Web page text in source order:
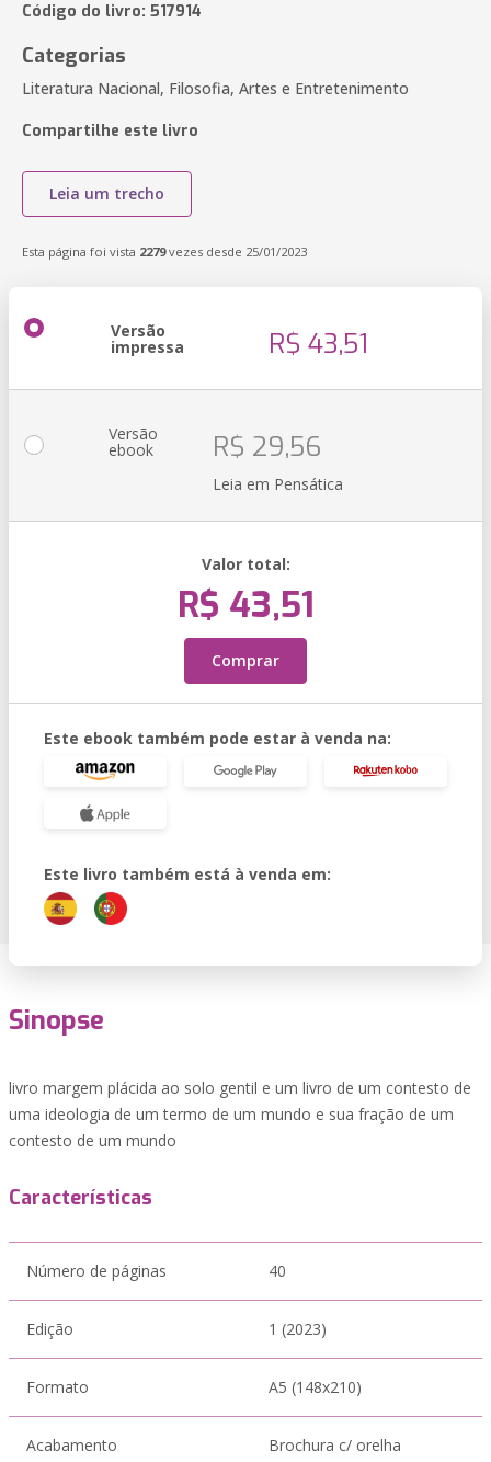
Código do livro: 517914
Categorias
Literatura Nacional, Filosofia, Artes e Entretenimento
Compartilhe este livro
Leia um trecho
Esta página foi vista 2279vezes desde 25/01/2023
Versão
impressa R$ 43,51
Versão
ebook R$ 29,56
Leia em Pensática
Valor total:
R$ 43,51
Comprar
Este ebook também pode estar à venda na:
Este livro também está à venda em:
Sinopse
livro margem plácida ao solo gentil e um livro de um contesto de
uma ideologia de um termo de um mundo e sua fração de um
contesto de um mundo
Características
Número de páginas 40
Edição 1 (2023)
Formato A5 (148x210)
Acabamento Brochura c/ orelha